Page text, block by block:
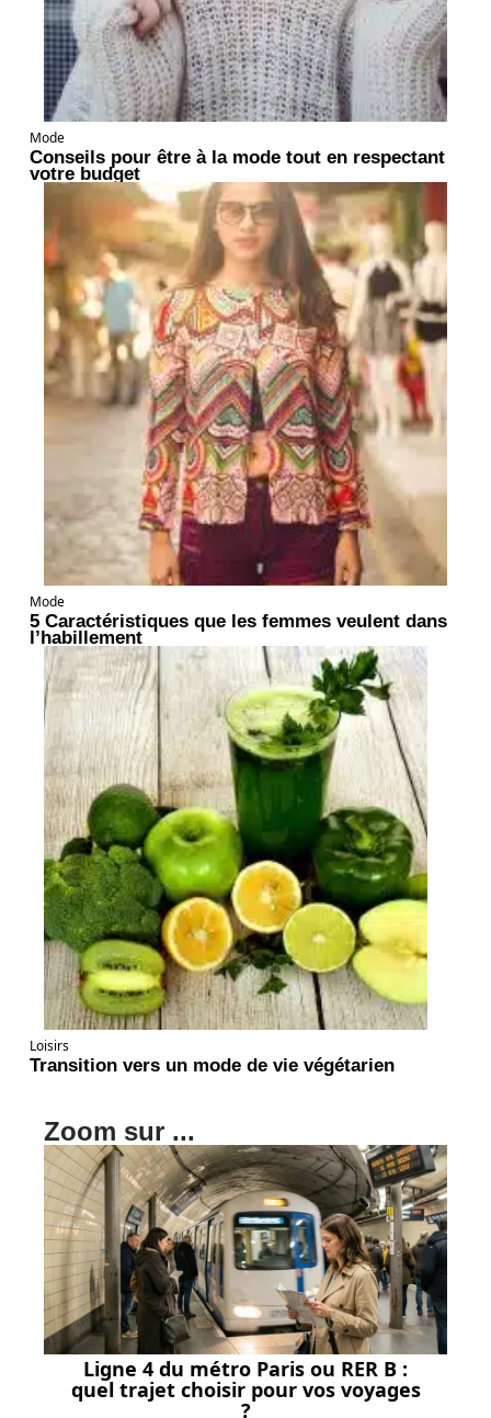
Mode
Conseils pour être à la mode tout en respectant
votre budget
Mode
5 Caractéristiques que les femmes veulent dans
l’habillement
Loisirs
Transition vers un mode de vie végétarien
Zoom sur ...
Ligne 4 du métro Paris ou RER B :
quel trajet choisir pour vos voyages
?